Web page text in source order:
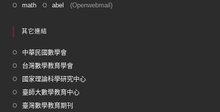
math
abel (Openwebmail)
其它連結
中華民國數學會
台灣數學教育學會
國家理論科學研究中心
臺師大數學教育中心
臺灣數學教育期刊